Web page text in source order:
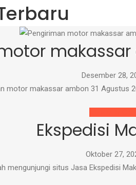
makassar
Desember 28,
motor makassar ambon 31 Agustus
Ekspedisi
Oktober 27,
mengunjungi situs Jasa Ekspedisi